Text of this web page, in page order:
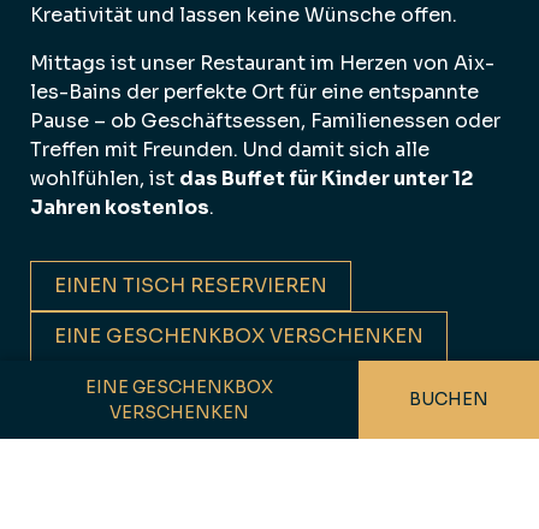
EINE GESCHENKBOX
VERSCHENKEN
BUCHEN
Kreativität und lassen keine Wünsche offen.
Mittags ist unser Restaurant im Herzen von Aix-
les-Bains der perfekte Ort für eine entspannte
Pause – ob Geschäftsessen, Familienessen oder
Treffen mit Freunden. Und damit sich alle
wohlfühlen, ist das Buffet für Kinder unter 12
Jahren kostenlos.
EINEN TISCH RESERVIEREN
EINE GESCHENKBOX VERSCHENKEN
SPEISEKARTE